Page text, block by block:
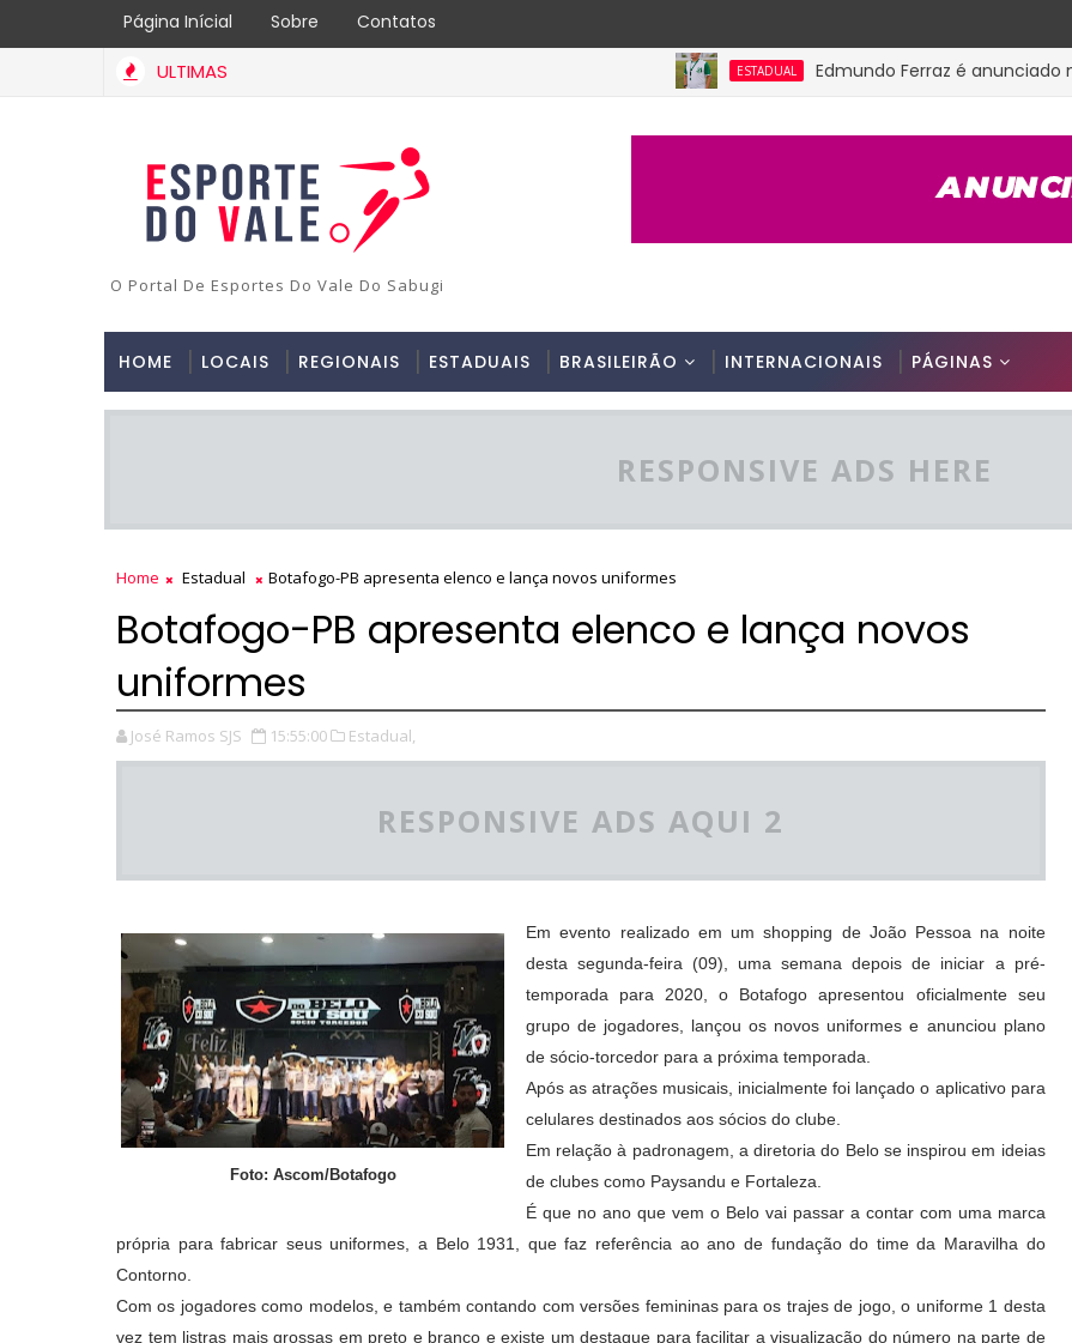
Página Inícial Sobre Contatos
ULTIMAS ESTADUAL Edmundo Ferraz é anunciado na
O Portal De Esportes Do Vale Do Sabugi
HOME LOCAIS REGIONAIS ESTADUAIS BRASILEIRÃO INTERNACIONAIS PÁGINAS
RESPONSIVE ADS HERE
Home Estadual Botafogo-PB apresenta elenco e lança novos uniformes
Botafogo-PB apresenta elenco e lança novos
uniformes
José Ramos SJS 15:55:00 Estadual,
RESPONSIVE ADS AQUI 2
Foto: Ascom/Botafogo
Em evento realizado em um shopping de João Pessoa na noite
desta segunda-feira (09), uma semana depois de iniciar a pré-
temporada para 2020, o Botafogo apresentou oficialmente seu
grupo de jogadores, lançou os novos uniformes e anunciou plano
de sócio-torcedor para a próxima temporada.
Após as atrações musicais, inicialmente foi lançado o aplicativo para
celulares destinados aos sócios do clube.
Em relação à padronagem, a diretoria do Belo se inspirou em ideias
de clubes como Paysandu e Fortaleza.
É que no ano que vem o Belo vai passar a contar com uma marca
própria para fabricar seus uniformes, a Belo 1931, que faz referência ao ano de fundação do time da Maravilha do
Contorno.
Com os jogadores como modelos, e também contando com versões femininas para os trajes de jogo, o uniforme 1 desta
vez tem listras mais grossas em preto e branco e existe um destaque para facilitar a visualização do número na parte de